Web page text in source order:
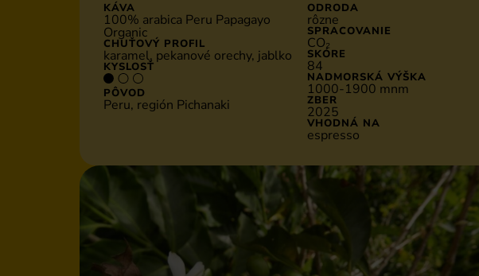
KÁVA
100% arabica Peru Papagayo
Organic
CHUŤOVÝ PROFIL
karamel, pekanové orechy, jablko
KYSLOSŤ
PÔVOD
Peru, región Pichanaki
ODRODA
rôzne
SPRACOVANIE
CO₂
SKÓRE
84
NADMORSKÁ VÝŠKA
1000-1900 mnm
ZBER
2025
VHODNÁ NA
espresso